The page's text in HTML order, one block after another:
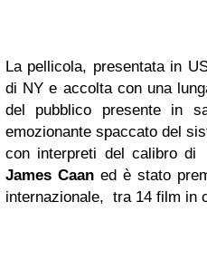
La pellicola, presentata in
di NY e accolta con una
del pubblico presente in
emozionante spaccato del
con interpreti del calibro di
James Caan ed è stato
internazionale, tra 14 film in